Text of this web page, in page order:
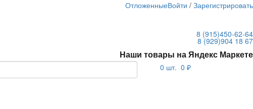
Войти /
Отложенные
8 (915)450-62-64
8 (929)904 18 67
Наши товары на Яндекс Маркете
0 шт. 0 ₽